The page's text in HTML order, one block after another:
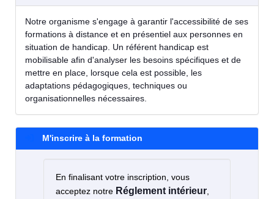
Notre organisme s'engage à garantir l'accessibilité de ses
formations à distance et en présentiel aux personnes en
situation de handicap. Un référent handicap est
mobilisable afin d'analyser les besoins spécifiques et de
mettre en place, lorsque cela est possible, les
adaptations pédagogiques, techniques ou
organisationnelles nécessaires.
M'inscrire à la formation
En finalisant votre inscription, vous
acceptez notre Réglement intérieur